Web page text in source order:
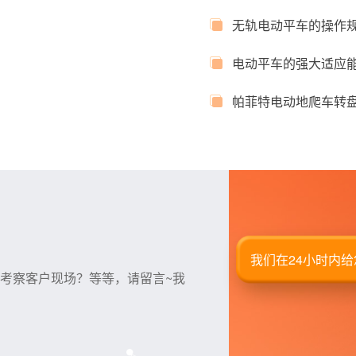
无轨电动平车的操作
电动平车的强大适应
帕菲特电动地爬车转
察客户现场？等等，请留言~我
我们在24小时内